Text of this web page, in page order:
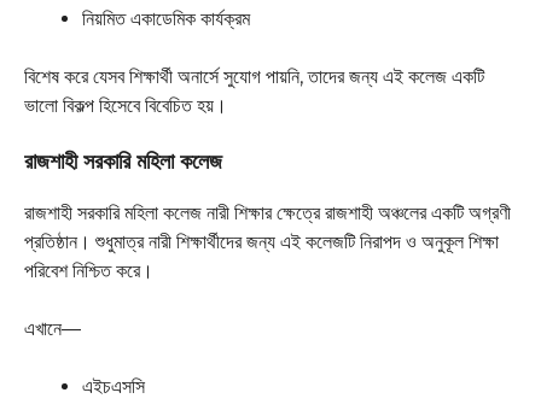
নিয়মিত একাডেমিক কার্যক্রম
বিশেষ করে যেসব শিক্ষার্থী অনার্সে সুযোগ পায়নি, তাদের জন্য এই কলেজ একটি
ভালো বিকল্প হিসেবে বিবেচিত হয়।
রাজশাহী সরকারি মহিলা কলেজ
রাজশাহী সরকারি মহিলা কলেজ নারী শিক্ষার ক্ষেত্রে রাজশাহী অঞ্চলের একটি অগ্রণী
প্রতিষ্ঠান। শুধুমাত্র নারী শিক্ষার্থীদের জন্য এই কলেজটি নিরাপদ ও অনুকূল শিক্ষা
পরিবেশ নিশ্চিত করে।
এখানে—
এইচএসসি